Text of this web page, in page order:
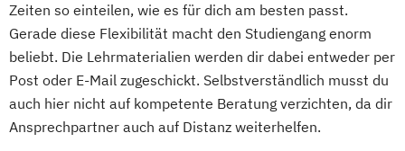
DevOps und Cloud Computing (DE/EN)
Digital Business (DE/EN)
Digital Business Management
Digital Entrepreneurship Digital Health
Digital Innovation and Intrapreneurship
(DE/EN)
Zeiten so einteilen, wie es für dich am besten passt.
Gerade diese Flexibilität macht den Studiengang enorm
beliebt. Die Lehrmaterialien werden dir dabei entweder per
Post oder E-Mail zugeschickt. Selbstverständlich musst du
auch hier nicht auf kompetente Beratung verzichten, da dir
Ansprechpartner auch auf Distanz weiterhelfen.